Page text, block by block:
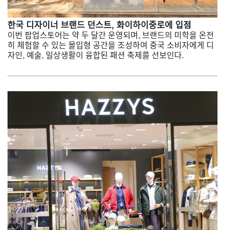
한국 디자이너 브랜드 던스트, 화이하이중로에 입점
이번 팝업스토어는 약 두 달간 운영되며, 브랜드의 미학을 온전
히 체험할 수 있는 몰입형 공간을 조성하여 중국 소비자에게 디
자인, 예술, 일상생활이 융합된 패션 축제를 선보인다.